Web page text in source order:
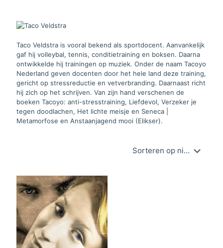
Taco Veldstra is vooral bekend als sportdocent. Aanvankelijk
gaf hij volleybal, tennis, conditietraining en boksen. Daarna
ontwikkelde hij trainingen op muziek. Onder de naam Tacoyo
Nederland geven docenten door het hele land deze training,
gericht op stressreductie en vetverbranding. Daarnaast richt
hij zich op het schrijven. Van zijn hand verschenen de
boeken Tacoyo: anti-stresstraining, Liefdevol, Verzeker je
tegen doodlachen, Het lichte meisje en Seneca |
Metamorfose en Anstaanjagend mooi (Elikser).